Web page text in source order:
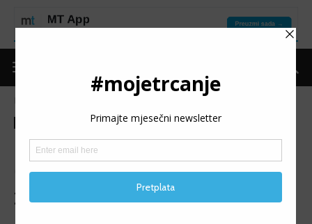
Izdvojeno Nagradna igra Promo
6. “KAKANJ ZA 5”: Ćurić i
Čobo nagrađeni startninama
za trku sa startom 5.